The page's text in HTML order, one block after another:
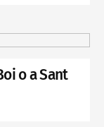
o a Sant